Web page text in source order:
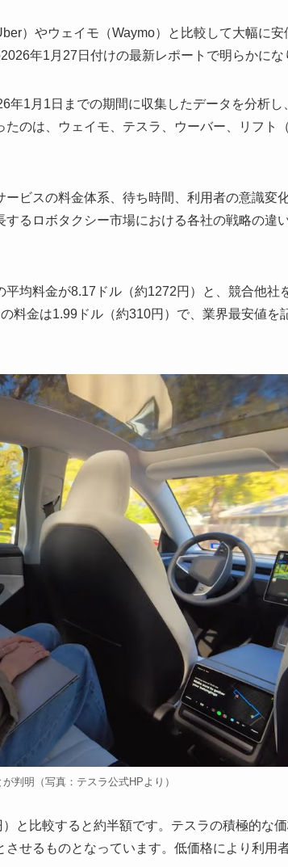
）やウェイモ（Waymo）と比較して大幅に安
年1月27日付けの最新レポートで明らかにな
1月1日までの期間に収集したデータを分析し
のは、ウェイモ、テスラ、ウーバー、リフト
ビスの料金体系、待ち時間、利用者の意識変
るロボタクシー市場における各社の戦略の違
均料金が8.17ドル（約1272円）と、競合他社
料金は1.99ドル（約310円）で、業界最安値を
判明（写真：テスラ公式HPより）
比較すると約半額です。テスラの積極的な
せるものとなっています。低価格により利用者